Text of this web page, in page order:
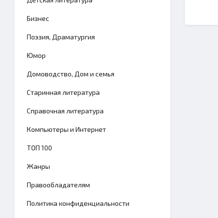
Бизнес
Поэзия, Драматургия
Юмор
Домоводство, Дом и семья
Старинная литература
Справочная литература
Компьютеры и Интернет
TОП 100
Жанры
Правообладателям
Политика конфиденциальности